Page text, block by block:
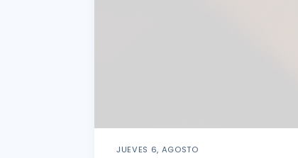
JUEVES 6, AGOSTO